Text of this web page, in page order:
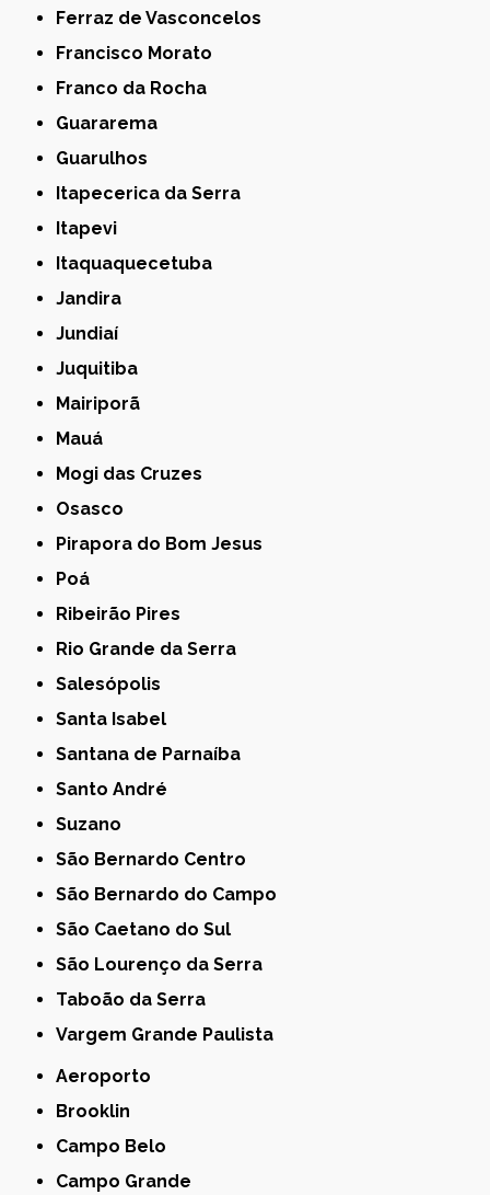
Ferraz de Vasconcelos
Francisco Morato
Franco da Rocha
Guararema
Guarulhos
Itapecerica da Serra
Itapevi
Itaquaquecetuba
Jandira
Jundiaí
Juquitiba
Mairiporã
Mauá
Mogi das Cruzes
Osasco
Pirapora do Bom Jesus
Poá
Ribeirão Pires
Rio Grande da Serra
Salesópolis
Santa Isabel
Santana de Parnaíba
Santo André
Suzano
São Bernardo Centro
São Bernardo do Campo
São Caetano do Sul
São Lourenço da Serra
Taboão da Serra
Vargem Grande Paulista
Aeroporto
Brooklin
Campo Belo
Campo Grande